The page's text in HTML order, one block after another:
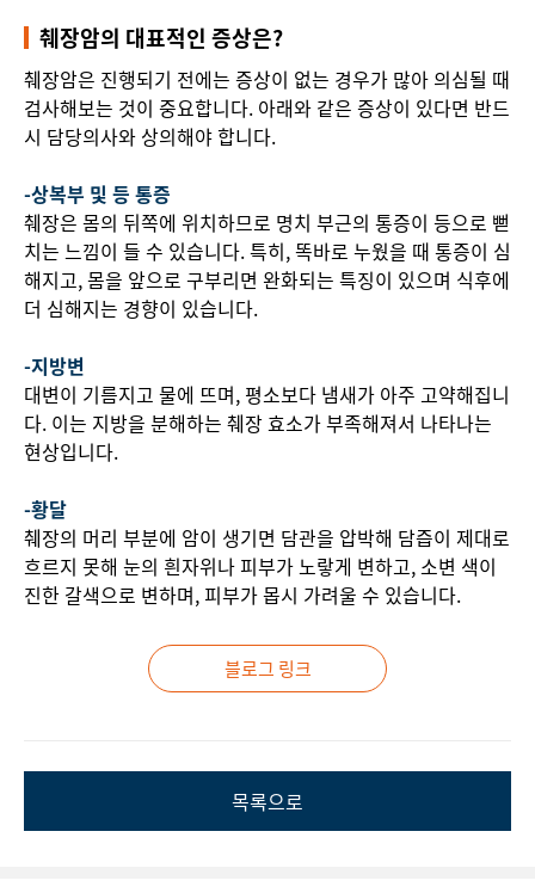
췌장암의 대표적인 증상은?
췌장암은 진행되기 전에는 증상이 없는 경우가 많아 의심될 때
검사해보는 것이 중요합니다. 아래와 같은 증상이 있다면 반드
시 담당의사와 상의해야 합니다.
-상복부 및 등 통증
췌장은 몸의 뒤쪽에 위치하므로 명치 부근의 통증이 등으로 뻗
치는 느낌이 들 수 있습니다. 특히, 똑바로 누웠을 때 통증이 심
해지고, 몸을 앞으로 구부리면 완화되는 특징이 있으며 식후에
더 심해지는 경향이 있습니다.
-지방변
대변이 기름지고 물에 뜨며, 평소보다 냄새가 아주 고약해집니
다. 이는 지방을 분해하는 췌장 효소가 부족해져서 나타나는
현상입니다.
-황달
췌장의 머리 부분에 암이 생기면 담관을 압박해 담즙이 제대로
흐르지 못해 눈의 흰자위나 피부가 노랗게 변하고, 소변 색이
진한 갈색으로 변하며, 피부가 몹시 가려울 수 있습니다.
블로그 링크
목록으로